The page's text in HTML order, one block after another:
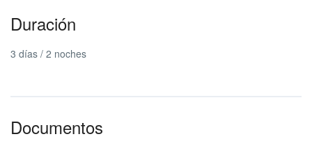
Duración
3 días / 2 noches
Documentos